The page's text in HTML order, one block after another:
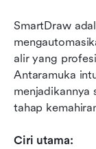
SmartDraw
alir yang
Antaramuka
menjadikannya
tahap
Ciri utama: